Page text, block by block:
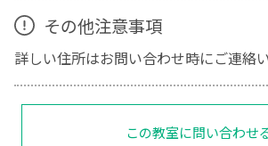
その他注意事項
詳しい住所はお問い合わせ時にご連絡い
この教室に問い合わせ